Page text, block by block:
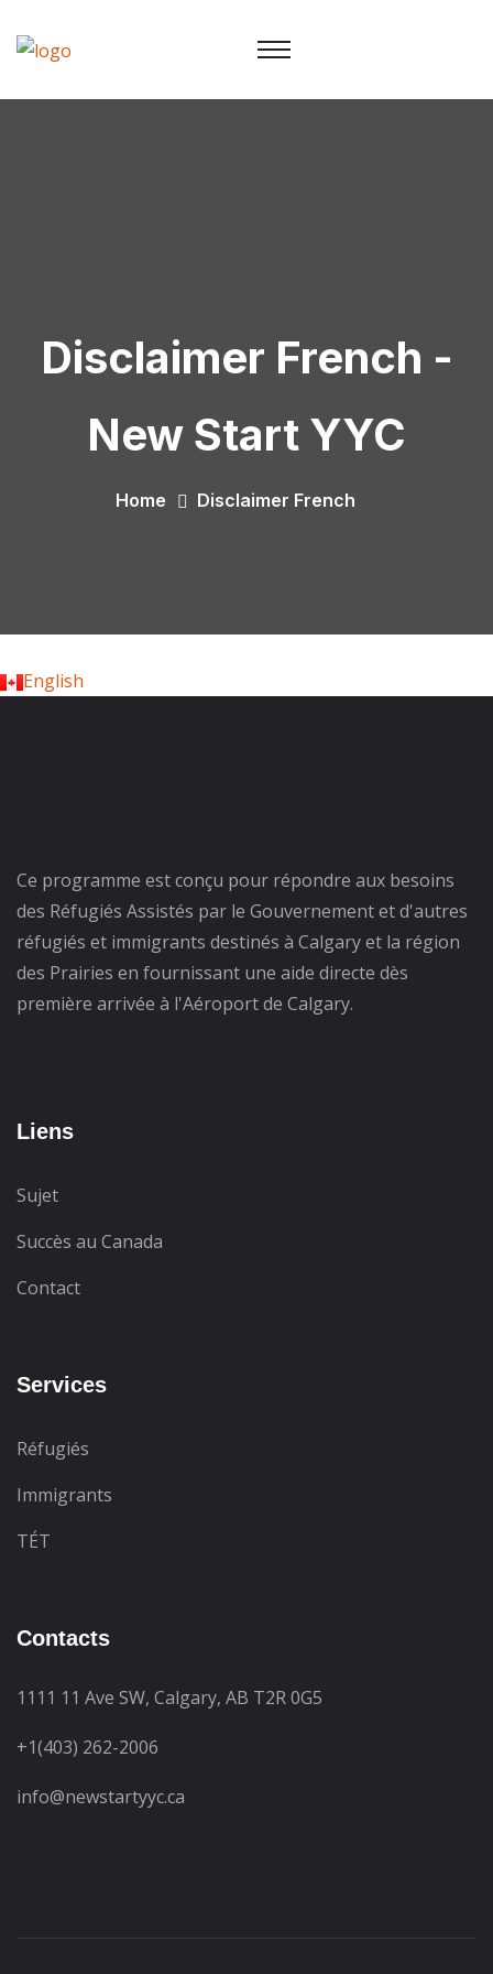
Disclaimer French -
New Start YYC
Home Disclaimer French
English
Ce programme est conçu pour répondre aux besoins
des Réfugiés Assistés par le Gouvernement et d'autres
réfugiés et immigrants destinés à Calgary et la région
des Prairies en fournissant une aide directe dès
première arrivée à l'Aéroport de Calgary.
Liens
Sujet
Succès au Canada
Contact
Services
Réfugiés
Immigrants
TÉT
Contacts
1111 11 Ave SW, Calgary, AB T2R 0G5
+1(403) 262-2006
info@newstartyyc.ca